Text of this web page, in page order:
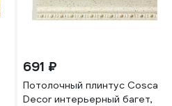
691 ₽
Потолочный плинтус Cosca
Decor интерьерный багет,